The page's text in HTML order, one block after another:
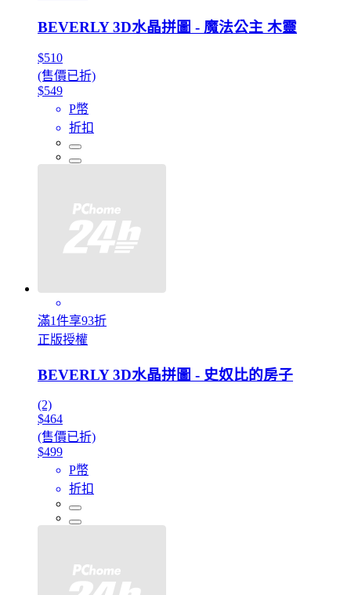
BEVERLY 3D水晶拼圖 - 魔法公主 木靈
$510
(售價已折)
$549
P幣
折扣
滿1件享93折
正版授權
BEVERLY 3D水晶拼圖 - 史奴比的房子
(2)
$464
(售價已折)
$499
P幣
折扣